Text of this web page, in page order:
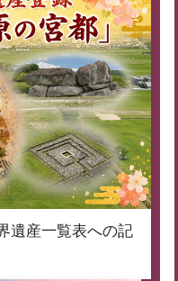
遺産一覧表への記